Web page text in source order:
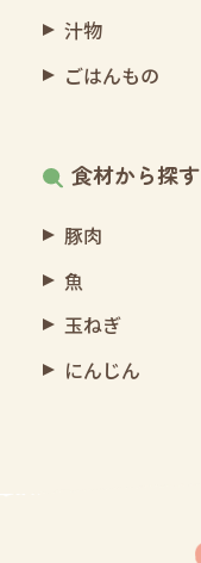
汁物
ごはんもの
食材から探す
豚肉
魚
玉ねぎ
にんじん